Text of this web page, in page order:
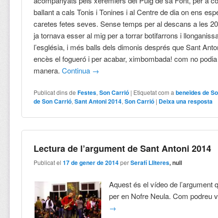
ballant a cals Tonis i Tonines i al Centre de dia on ens
caretes fetes seves. Sense temps per al descans a les
ja tornava esser al mig per a torrar botifarrons i
l’església, i més balls dels dimonis després que Sant
encès el fogueró i per acabar, ximbombada! com no podia
manera.Continua →
Publicat dins de Festes,Son Carrió | Etiquetat com a beneïdes de
de Son Carrió,Sant Antoni 2014,Son Carrió | Deixa una resposta
Lectura de l’argument de Sant Antoni 2014
Publicat el17 de gener de 2014 perSerafí Lliteres, null
Aquest és el vídeo de l’argument
per en Nofre Neula. Com podreu
→